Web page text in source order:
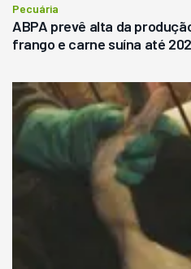
Pecuária
ABPA prevê alta da
frango e carne suína até